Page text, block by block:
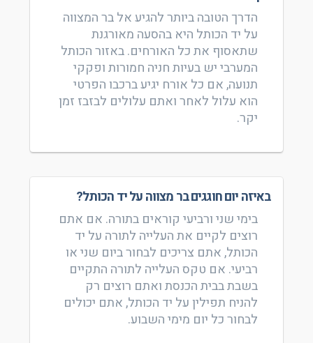
הדרך הטובה ביותר להגיע אל בר המצווה
על יד הכותל היא בהסעה מאורגנת
שתאסוף את כל האורחים. באזור הכותל
המערבי יש בעיות חניה חמורות ופקקי
תנועה, אם כל אורח יגיע ברכבו הפרטי
הוא עלול לאחר ואתם עלולים לבזבז זמן
יקר.
באיזה יום חוגגים בר מצווה על יד הכותל?
בימי שני ורביעי קוראים בתורה. אם אתם
רוצים לקיים את העלייה לתורה על יד
הכותל, אתם צריכים לבחור ביום שני או
רביעי. אם טקס העלייה לתורה התקיים
בשבת בבית הכנסת ואתם רוצים רק
להניח תפילין על יד הכותל, אתם יכולים
לבחור כל יום מימי השבוע.